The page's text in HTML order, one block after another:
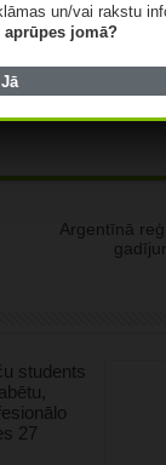
Argentīnā
students
27
un/vai rakstu
aprūpes jomā?
Jā